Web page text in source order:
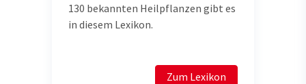
130 bekannten Heilpflanzen gibt es
in diesem Lexikon.
Zum Lexikon